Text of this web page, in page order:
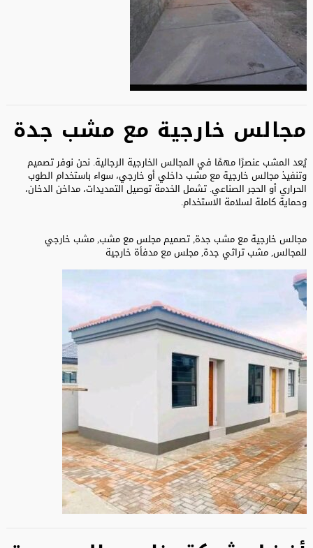
مجالس خارجية مع مشب جدة
يُعد المشب عنصرًا مهمًا في المجالس الخارجية الرجالية. نحن نوفر تصميم
وتنفيذ مجالس خارجية مع مشب داخلي أو خارجي، سواء باستخدام الطوب
الحراري أو الحجر الصناعي. تشمل الخدمة توصيل التمديدات، مداخن الدخان،
وحماية كاملة لسلامة الاستخدام.
مجالس خارجية مع مشب جدة, تصميم مجلس مع مشب, مشب خارجي
للمجالس, مشب تراثي جدة, مجلس مع مدفأة خارجية